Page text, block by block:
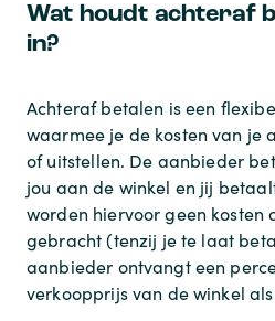
Wat houdt achteraf
in?
Achteraf betalen is een
waarmee je de kosten van je
of uitstellen. De aanbieder
jou aan de winkel en jij
worden hiervoor geen kosten
gebracht (tenzij je te laat
aanbieder ontvangt een
verkoopprijs van de winkel